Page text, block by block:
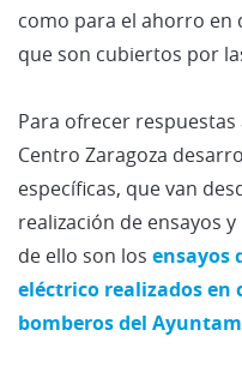
como para el ahorro en
que son cubiertos por
Para ofrecer
Centro Zaragoza
específicas, que van
realización de ensayos
de ello son los ensayos
eléctrico realizados en
bomberos del